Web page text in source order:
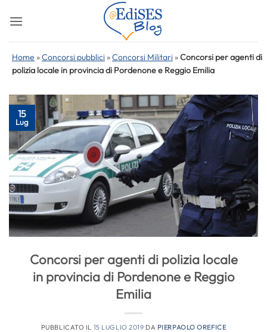
Home »Concorsi pubblici »Concorsi Militari »Concorsi per agenti di
polizia locale in provincia di Pordenone e Reggio Emilia
15
Lug
Concorsi per agenti di polizia locale
in provincia di Pordenone e Reggio
Emilia
PUBBLICATO IL 15 LUGLIO 2019 DA PIERPAOLO OREFICE